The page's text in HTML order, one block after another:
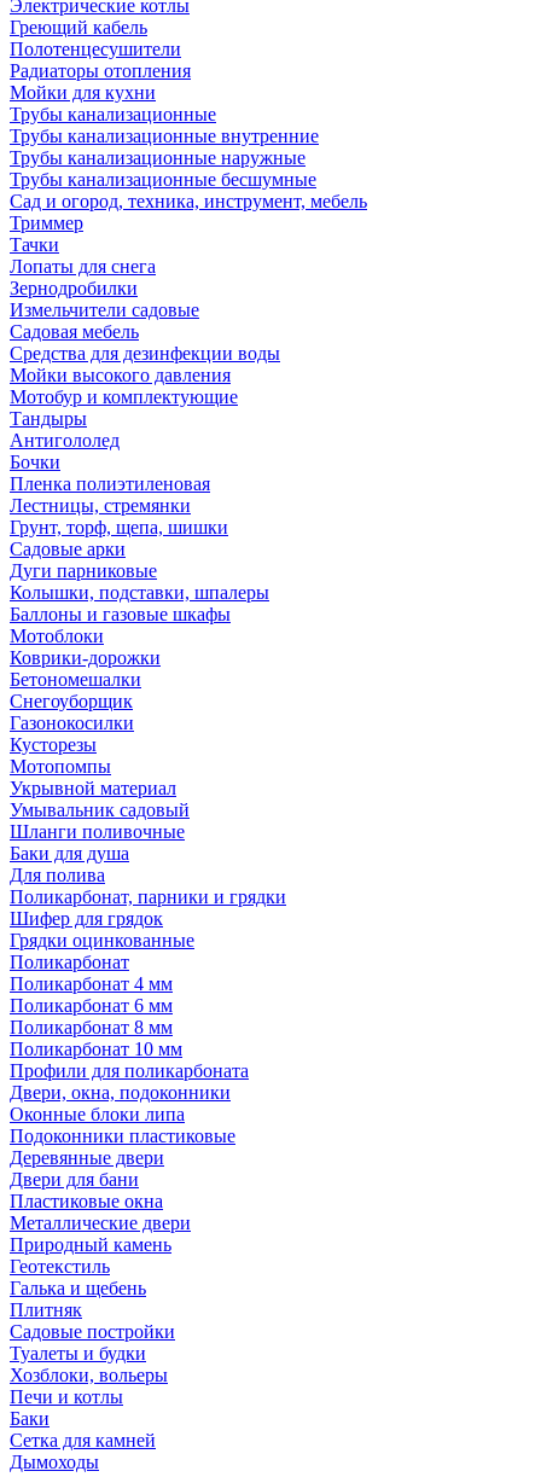
Электрические котлы
Греющий кабель
Полотенцесушители
Радиаторы отопления
Мойки для кухни
Трубы канализационные
Трубы канализационные внутренние
Трубы канализационные наружные
Трубы канализационные бесшумные
Сад и огород, техника, инструмент, мебель
Триммер
Тачки
Лопаты для снега
Зернодробилки
Измельчители садовые
Садовая мебель
Средства для дезинфекции воды
Мойки высокого давления
Мотобур и комплектующие
Тандыры
Антигололед
Бочки
Пленка полиэтиленовая
Лестницы, стремянки
Грунт, торф, щепа, шишки
Садовые арки
Дуги парниковые
Колышки, подставки, шпалеры
Баллоны и газовые шкафы
Мотоблоки
Коврики-дорожки
Бетономешалки
Снегоуборщик
Газонокосилки
Кусторезы
Мотопомпы
Укрывной материал
Умывальник садовый
Шланги поливочные
Баки для душа
Для полива
Поликарбонат, парники и грядки
Шифер для грядок
Грядки оцинкованные
Поликарбонат
Поликарбонат 4 мм
Поликарбонат 6 мм
Поликарбонат 8 мм
Поликарбонат 10 мм
Профили для поликарбоната
Двери, окна, подоконники
Оконные блоки липа
Подоконники пластиковые
Деревянные двери
Двери для бани
Пластиковые окна
Металлические двери
Природный камень
Геотекстиль
Галька и щебень
Плитняк
Садовые постройки
Туалеты и будки
Хозблоки, вольеры
Печи и котлы
Баки
Сетка для камней
Дымоходы